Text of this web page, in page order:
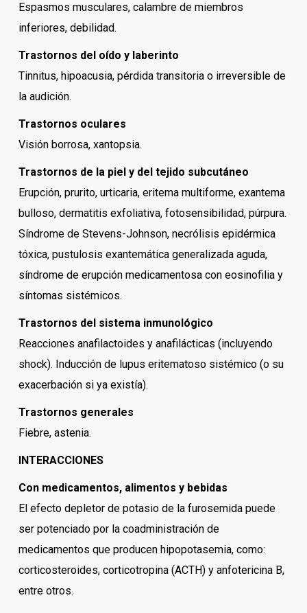
Espasmos musculares, calambre de miembros
inferiores, debilidad.
Trastornos del oído y laberinto
Tinnitus, hipoacusia, pérdida transitoria o irreversible de
la audición.
Trastornos oculares
Visión borrosa, xantopsia.
Trastornos de la piel y del tejido subcutáneo
Erupción, prurito, urticaria, eritema multiforme, exantema
bulloso, dermatitis exfoliativa, fotosensibilidad, púrpura.
Síndrome de Stevens-Johnson, necrólisis epidérmica
tóxica, pustulosis exantemática generalizada aguda,
síndrome de erupción medicamentosa con eosinofilia y
síntomas sistémicos.
Trastornos del sistema inmunológico
Reacciones anafilactoides y anafilácticas (incluyendo
shock). Inducción de lupus eritematoso sistémico (o su
exacerbación si ya existía).
Trastornos generales
Fiebre, astenia.
INTERACCIONES
Con medicamentos, alimentos y bebidas
El efecto depletor de potasio de la furosemida puede
ser potenciado por la coadministración de
medicamentos que producen hipopotasemia, como:
corticosteroides, corticotropina (ACTH) y anfotericina B,
entre otros.